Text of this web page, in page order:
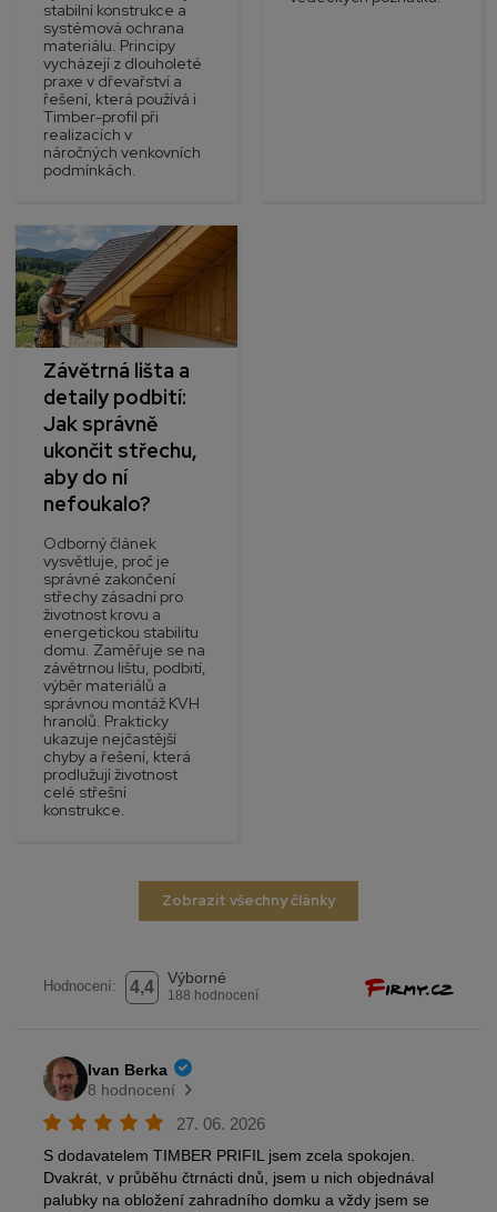
stabilní konstrukce a
systémová ochrana
materiálu. Principy
vycházejí z dlouholeté
praxe v dřevařství a
řešení, která používá i
Timber-profil při
realizacích v
náročných venkovních
podmínkách.
Závětrná lišta a
detaily podbití:
Jak správně
ukončit střechu,
aby do ní
nefoukalo?
Odborný článek
vysvětluje, proč je
správné zakončení
střechy zásadní pro
životnost krovu a
energetickou stabilitu
domu. Zaměřuje se na
závětrnou lištu, podbití,
výběr materiálů a
správnou montáž KVH
hranolů. Prakticky
ukazuje nejčastější
chyby a řešení, která
prodlužují životnost
celé střešní
konstrukce.
Zobrazit všechny články